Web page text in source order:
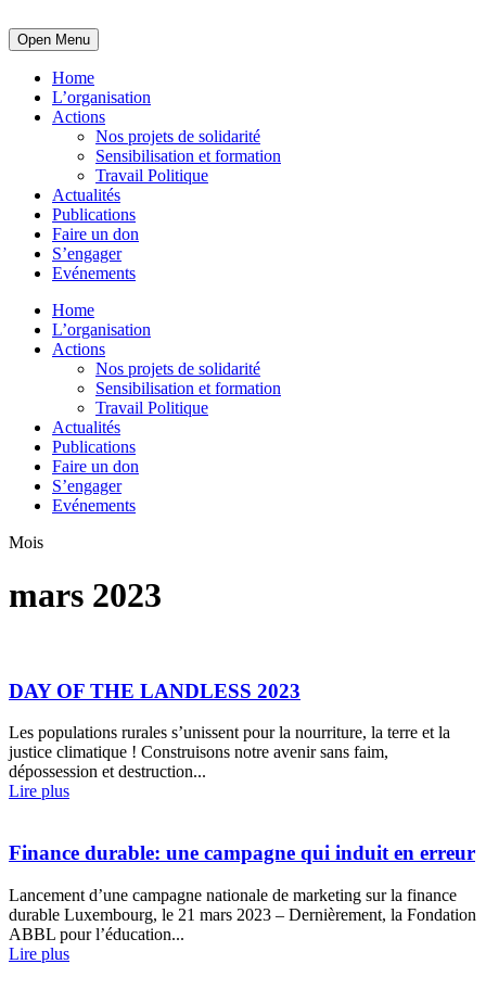
Open Menu
Home
L’organisation
Actions
Nos projets de solidarité
Sensibilisation et formation
Travail Politique
Actualités
Publications
Faire un don
S’engager
Evénements
Home
L’organisation
Actions
Nos projets de solidarité
Sensibilisation et formation
Travail Politique
Actualités
Publications
Faire un don
S’engager
Evénements
Mois
mars 2023
DAY OF THE LANDLESS 2023
Les populations rurales s’unissent pour la nourriture, la terre et la
justice climatique ! Construisons notre avenir sans faim,
dépossession et destruction...
Lire plus
Finance durable: une campagne qui induit en erreur
Lancement d’une campagne nationale de marketing sur la finance
durable Luxembourg, le 21 mars 2023 – Dernièrement, la Fondation
ABBL pour l’éducation...
Lire plus